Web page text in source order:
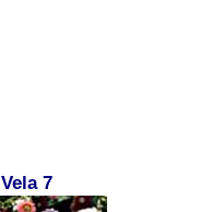
Vela 7